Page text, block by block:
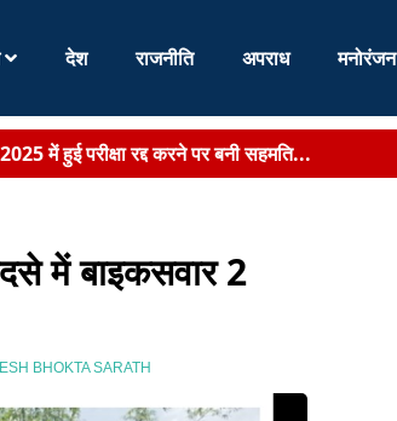
देश राजनीति अपराध मनोरंजन
में हुई परीक्षा रद्द करने पर बनी सहमति...
की रक्षा के लिए एकजुट रहने क...
जायेगा व्यापक अभियान-सम्राट चौधरी...
‘मेरा विद्यालय,मेरा स्वाभिमान’पोर्टल,146 मॉडल स्क...
में बाइकसवार 2
BHOKTA SARATH